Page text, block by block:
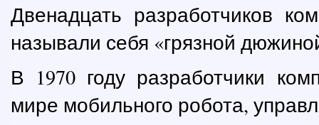
Двенадцать разработчиков
называли себя «грязной
В 1970 году разработчики
мире мобильного робота,